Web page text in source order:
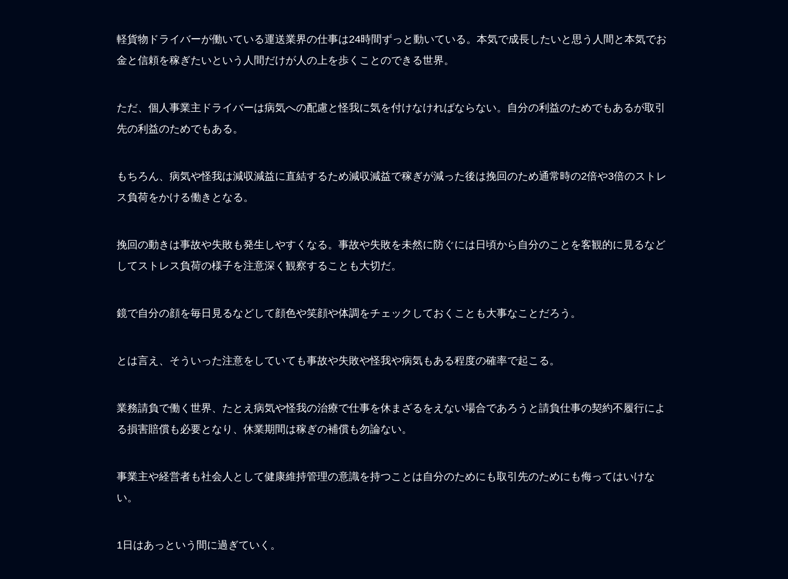
軽貨物ドライバーが働いている運送業界の仕事は24時間ずっと動いている。本気で成長したいと思う人間と本気でお
金と信頼を稼ぎたいという人間だけが人の上を歩くことのできる世界。
ただ、個人事業主ドライバーは病気への配慮と怪我に気を付けなければならない。自分の利益のためでもあるが取引
先の利益のためでもある。
もちろん、病気や怪我は減収減益に直結するため減収減益で稼ぎが減った後は挽回のため通常時の2倍や3倍のストレ
ス負荷をかける働きとなる。
挽回の動きは事故や失敗も発生しやすくなる。事故や失敗を未然に防ぐには日頃から自分のことを客観的に見るなど
してストレス負荷の様子を注意深く観察することも大切だ。
鏡で自分の顔を毎日見るなどして顔色や笑顔や体調をチェックしておくことも大事なことだろう。
とは言え、そういった注意をしていても事故や失敗や怪我や病気もある程度の確率で起こる。
業務請負で働く世界、たとえ病気や怪我の治療で仕事を休まざるをえない場合であろうと請負仕事の契約不履行によ
る損害賠償も必要となり、休業期間は稼ぎの補償も勿論ない。
事業主や経営者も社会人として健康維持管理の意識を持つことは自分のためにも取引先のためにも侮ってはいけな
い。
1日はあっという間に過ぎていく。